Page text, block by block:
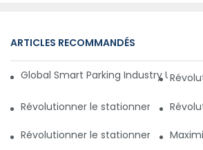
ARTICLES RECOMMANDÉS
Global Smart Parking Industry
Révolutionner le stationnement
Révolutionner le stationnement au